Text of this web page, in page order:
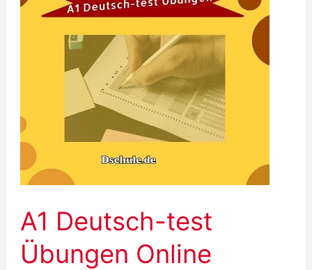
und
A1 Deutsch-test
Übungen Online